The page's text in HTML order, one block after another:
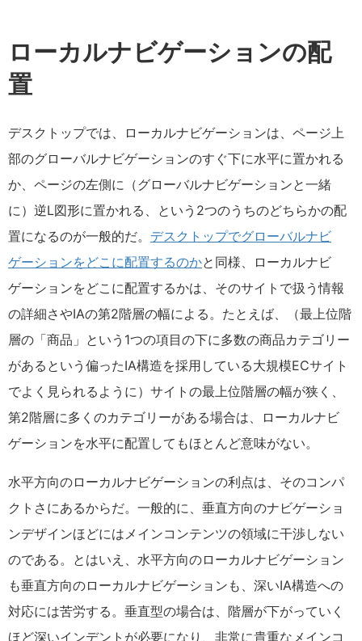
ローカルナビゲーションの配
置
デスクトップでは、ローカルナビゲーションは、ページ上
部のグローバルナビゲーションのすぐ下に水平に置かれる
か、ページの左側に（グローバルナビゲーションと一緒
に）逆L図形に置かれる、という2つのうちのどちらかの配
置になるのが一般的だ。 デスクトップでグローバルナビ
ゲーションをどこに配置するのかと同様、ローカルナビ
ゲーションをどこに配置するかは、そのサイトで扱う情報
の詳細さやIAの第2階層の幅による。たとえば、（最上位階
層の「商品」という1つの項目の下に多数の商品カテゴリー
があるという偏ったIA構造を採用している大規模ECサイト
でよく見られるように）サイトの最上位階層の幅が狭く、
第2階層に多くのカテゴリーがある場合は、ローカルナビ
ゲーションを水平に配置してもほとんど意味がない。
水平方向のローカルナビゲーションの利点は、そのコンパ
クトさにあるからだ。一般的に、垂直方向のナビゲーショ
ンデザインほどにはメインコンテンツの領域に干渉しない
のである。とはいえ、水平方向のローカルナビゲーション
も垂直方向のローカルナビゲーションも、深いIA構造への
対応には苦労する。垂直型の場合は、階層が下がっていく
ほど深いインデントが必要になり、非常に貴重なメインコ